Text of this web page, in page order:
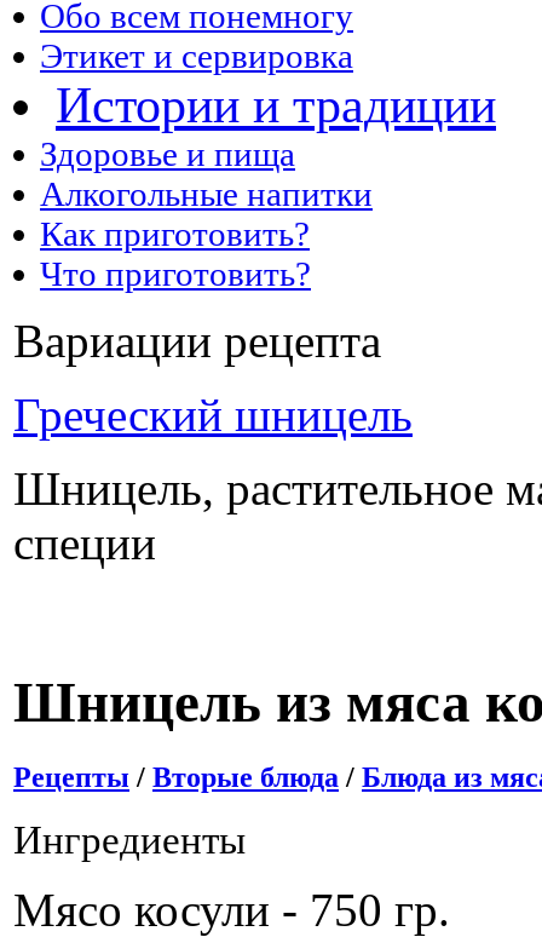
Обо всем понемногу
Этикет и сервировка
Истории и традиции
Здоровье и пища
Алкогольные напитки
Как приготовить?
Что приготовить?
Вариации рецепта
Греческий шницель
Шницель, растительное
специи
Шницель из мяса
Рецепты / Вторые блюда / Блюда из
Ингредиенты
Мясо косули - 750 гр.